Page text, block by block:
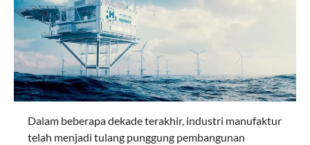
Dalam beberapa dekade terakhir, industri manufaktur
telah menjadi tulang punggung pembangunan